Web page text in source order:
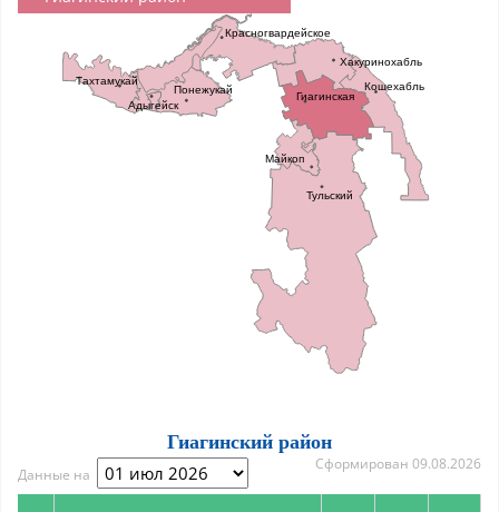
Красногвардейское
Адыгейск
Тахтамукай
Хакуринохабль
Кошехабль
Гиагинская
Майкоп
Тульский
Понежукай
Гиагинский район
Данные на
Сформирован 09.08.2026